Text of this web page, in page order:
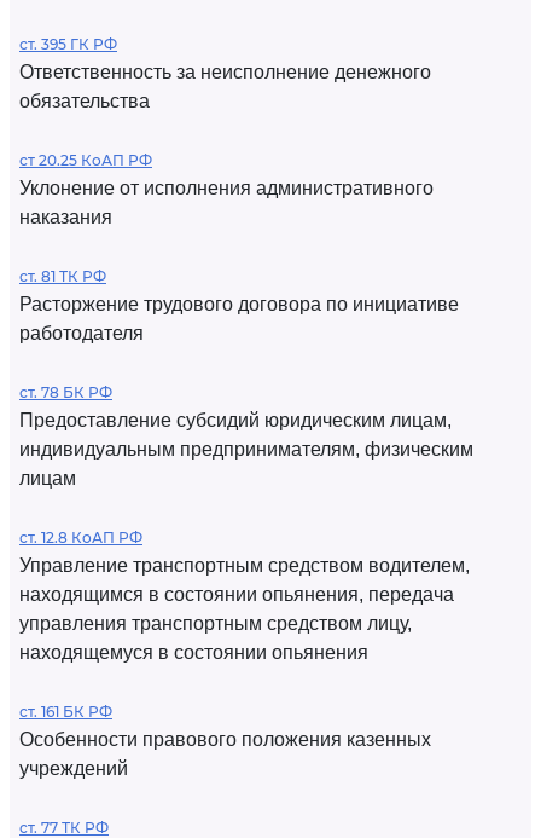
ст. 395 ГК РФ
Ответственность за неисполнение денежного
обязательства
ст 20.25 КоАП РФ
Уклонение от исполнения административного
наказания
ст. 81 ТК РФ
Расторжение трудового договора по инициативе
работодателя
ст. 78 БК РФ
Предоставление субсидий юридическим лицам,
индивидуальным предпринимателям, физическим
лицам
ст. 12.8 КоАП РФ
Управление транспортным средством водителем,
находящимся в состоянии опьянения, передача
управления транспортным средством лицу,
находящемуся в состоянии опьянения
ст. 161 БК РФ
Особенности правового положения казенных
учреждений
ст. 77 ТК РФ